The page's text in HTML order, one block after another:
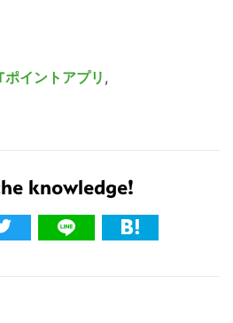
ポイントアプリ,
knowledge!